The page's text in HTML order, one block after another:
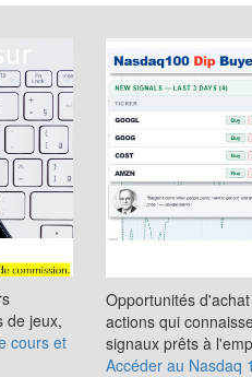
de jeux,
cours et
Opportunités
actions qui
signaux prêts à
Accéder au Nasdaq